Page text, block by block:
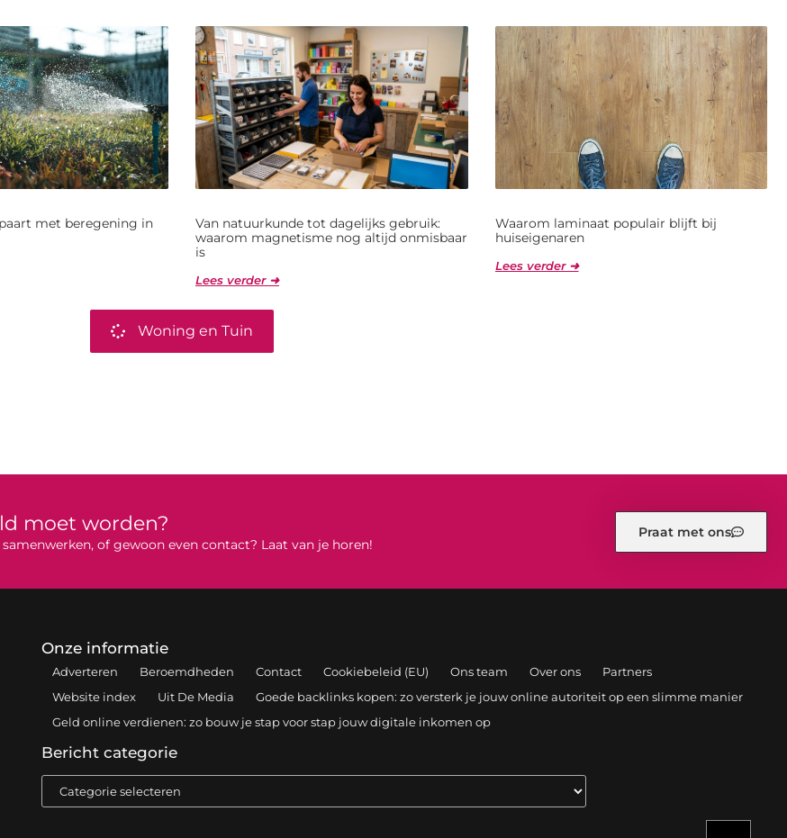
met beregening in
Van natuurkunde tot dagelijks gebruik:
waarom magnetisme nog altijd onmisbaar
is
Lees verder ➜
Waarom laminaat populair blijft bij
huiseigenaren
Lees verder ➜
Woning en Tuin
moet worden?
of gewoon even contact? Laat van je horen!
Praat met ons
Onze informatie
Adverteren Beroemdheden Contact Cookiebeleid (EU) Ons team Over ons
Partners
Website index
Uit De Media
Goede backlinks kopen: zo versterk je jouw online autoriteit op een slimme manier
Geld online verdienen: zo bouw je stap voor stap jouw digitale inkomen op
Bericht categorie